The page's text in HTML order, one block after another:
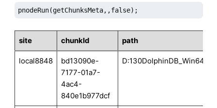
pnodeRun(getChunksMeta,,false);
site chunkId path
local8848
bd13090e-
7177-01a7-
4ac4-
840e1b977dcf